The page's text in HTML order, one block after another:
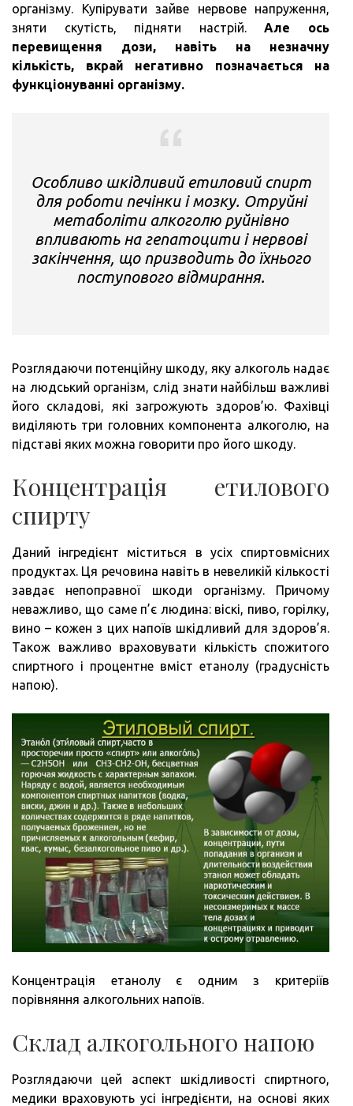
організму. Купірувати зайве нервове напруження,
зняти скутість, підняти настрій.Але ось
перевищення дози, навіть на незначну
кількість, вкрай негативно позначається на
функціонуванні організму.
Особливо шкідливий етиловий спирт
для роботи печінки і мозку. Отруйні
метаболіти алкоголю руйнівно
впливають на гепатоцити і нервові
закінчення, що призводить до їхнього
поступового відмирання.
Розглядаючи потенційну шкоду, яку алкоголь надає
на людський організм, слід знати найбільш важливі
його складові, які загрожують здоров’ю. Фахівці
виділяють три головних компонента алкоголю, на
підставі яких можна говорити про його шкоду.
Концентрація етилового
спирту
Даний інгредієнт міститься в усіх спиртовмісних
продуктах. Ця речовина навіть в невеликій кількості
завдає непоправної шкоди організму. Причому
неважливо, що саме п’є людина: віскі, пиво, горілку,
вино – кожен з цих напоїв шкідливий для здоров’я.
Також важливо враховувати кількість спожитого
спиртного і процентне вміст етанолу (градусність
напою).
Концентрація етанолу є одним з критеріїв
порівняння алкогольних напоїв.
Склад алкогольного напою
Розглядаючи цей аспект шкідливості спиртного,
медики враховують усі інгредієнти, на основі яких